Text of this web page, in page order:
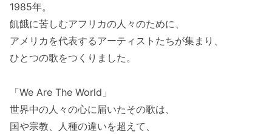
1985年。
飢餓に苦しむアフリカの人々のために、
アメリカを代表するアーティストたちが集まり、
ひとつの歌をつくりました。
「We Are The World」
世界中の人々の心に届いたその歌は、
国や宗教、人種の違いを超えて、